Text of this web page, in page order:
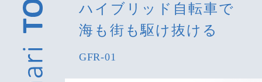
ハイブリッド自転車で
海も街も駆け抜ける
GFR-01